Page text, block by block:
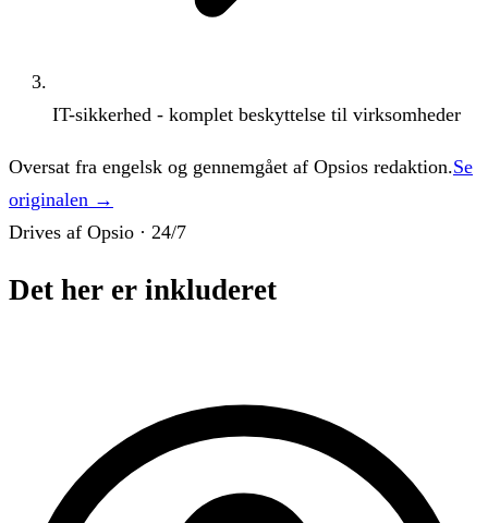
IT-sikkerhed - komplet beskyttelse til virksomheder
Oversat fra engelsk og gennemgået af Opsios redaktion.Se
originalen →
Drives af Opsio · 24/7
Det her er inkluderet